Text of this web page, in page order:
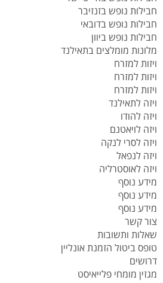
חבילות נופש בזנזיבר
חבילות נופש בדובאי
חבילות נופש ביוון
מלונות מומלצים בתאילנד
ויזות למזרח
ויזות למזרח
ויזות למזרח
ויזה לתאילנד
ויזה להודו
ויזה לויאטנם
ויזה לסרי לנקה
ויזה לנפאל
ויזה לאוסטרליה
מידע נוסף
מידע נוסף
מידע נוסף
צור קשר
שאלות ותשובות
טופס ביטול הזמנת אונליין
דרושים
מגזין מומחי פלייאיסט